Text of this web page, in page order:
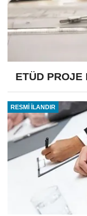
ETÜD
RESMİ İLANDIR